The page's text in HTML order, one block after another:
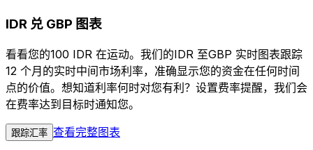
IDR 兑 GBP 图表
看看您的100 IDR 在运动。我们的IDR 至GBP 实时图表跟踪
12 个月的实时中间市场利率，准确显示您的资金在任何时间
点的价值。想知道利率何时对您有利？设置费率提醒，我们会
在费率达到目标时通知您。
跟踪汇率 查看完整图表